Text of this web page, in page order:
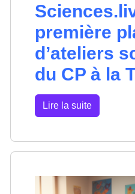
première
d’ateliers
du CP à la
Lire la suite